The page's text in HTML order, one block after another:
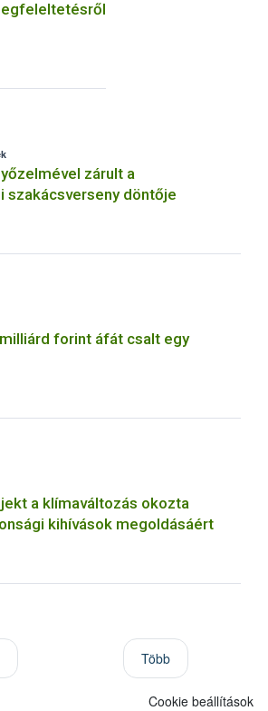
zárult a
döntője
forint áfát csalt egy
a klímaváltozás okozta
kihívások megoldásáért
Több
Cookie beállítások